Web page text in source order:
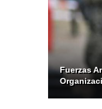
Fuerzas